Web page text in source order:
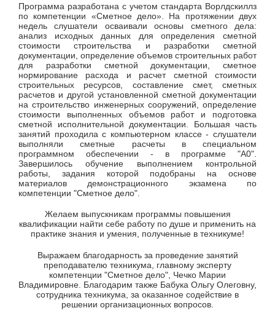
Программа разработана с учетом стандарта Ворлдскиллз
по компетенции «Сметное дело». На протяжении двух
недель слушатели осваивали основы сметного дела:
анализ исходных данных для определения сметной
стоимости строительства и разработки сметной
документации, определение объемов строительных работ
для разработки сметной документации, сметное
нормирование расхода и расчет сметной стоимости
строительных ресурсов, составление смет, сметных
расчетов и другой установленной сметной документации
на строительство инженерных сооружений, определение
стоимости выполненных объемов работ и подготовка
сметной исполнительной документации. Большая часть
занятий проходила с компьютерном классе - слушатели
выполняли сметные расчеты в специальном
программном обеспечении - в программе "А0".
Завершилось обучение выполнением контрольной
работы, задания которой подобраны на основе
материалов демонстрационного экзамена по
компетенции "Сметное дело".
Желаем выпускникам программы повышения
квалификации найти себе работу по душе и применить на
практике знания и умения, полученные в техникуме!
Выражаем благодарность за проведение занятий
преподавателю техникума, главному эксперту
компетенции "Сметное дело", Чечко Марии
Владимировне. Благодарим также Бабука Ольгу Олеговну,
сотрудника техникума, за оказанное содействие в
решении организационных вопросов.